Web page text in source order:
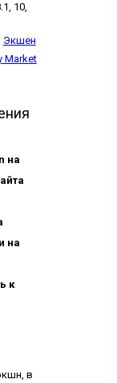
10,
Экшен
Market
на
на
к
в